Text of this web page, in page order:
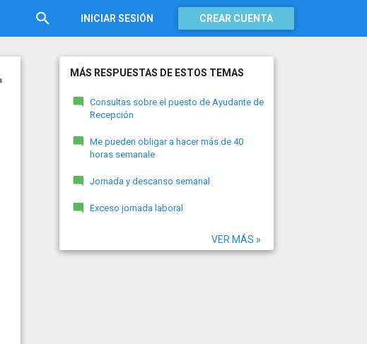
INICIAR SESIÓN CREAR CUENTA
MÁS RESPUESTAS DE ESTOS TEMAS
Consultas sobre el puesto de Ayudante de
Recepción
Me pueden obligar a hacer más de 40
horas semanale
Jornada y descanso semanal
Exceso jornada laboral
VER MÁS »